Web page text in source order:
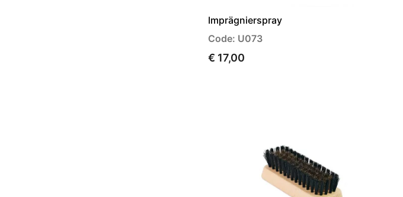
Imprägnierspray
Code: U073
€ 17,00